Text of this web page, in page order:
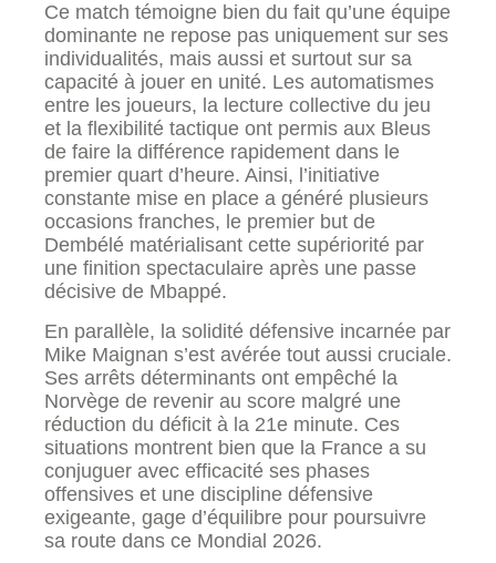
Ce match témoigne bien du fait qu’une équipe
dominante ne repose pas uniquement sur ses
individualités, mais aussi et surtout sur sa
capacité à jouer en unité. Les automatismes
entre les joueurs, la lecture collective du jeu
et la flexibilité tactique ont permis aux Bleus
de faire la différence rapidement dans le
premier quart d’heure. Ainsi, l’initiative
constante mise en place a généré plusieurs
occasions franches, le premier but de
Dembélé matérialisant cette supériorité par
une finition spectaculaire après une passe
décisive de Mbappé.
En parallèle, la solidité défensive incarnée par
Mike Maignan s’est avérée tout aussi cruciale.
Ses arrêts déterminants ont empêché la
Norvège de revenir au score malgré une
réduction du déficit à la 21e minute. Ces
situations montrent bien que la France a su
conjuguer avec efficacité ses phases
offensives et une discipline défensive
exigeante, gage d’équilibre pour poursuivre
sa route dans ce Mondial 2026.